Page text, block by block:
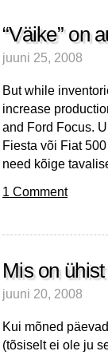
“Väike” on
juuni 25, 2008
But while
increase
and Ford Focus.
Fiesta või Fiat
need kõige
1 Comment
Mis on
juuni 20, 2008
Kui mõned
(tõsiselt ei ole ju